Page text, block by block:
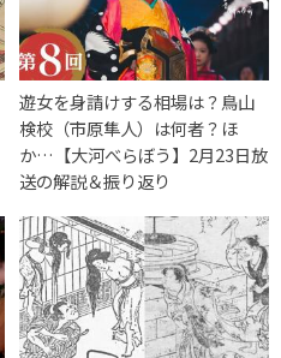
遊女を身請けする相場は？鳥山
検校（市原隼人）は何者？ほ
か…【大河べらぼう】2月23日放
送の解説＆振り返り